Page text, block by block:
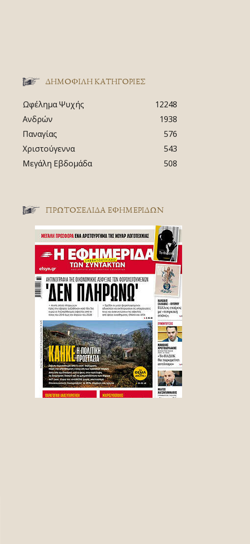
ΔΗΜΟΦΙΛΗ ΚΑΤΗΓΟΡΙΕΣ
Ωφέλημα Ψυχής
12248
Ανδρών
1938
Παναγίας
576
Χριστούγεννα
543
Μεγάλη Εβδομάδα
508
ΠΡΩΤΟΣΈΛΙΔΑ ΕΦΗΜΕΡΊΔΩΝ